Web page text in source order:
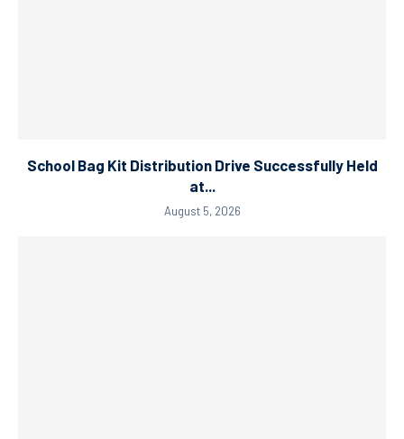
School Bag Kit Distribution Drive Successfully Held
at...
August 5, 2026